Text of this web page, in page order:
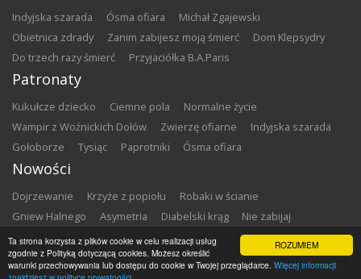
ROZUMIEM
Ta strona korzysta z plików cookie w celu realizacji usług
zgodnie z Polityką dotyczącą cookies. Możesz określić
warunki przechowywania lub dostępu do cookie w Twojej przeglądarce. Więcej informacji
Indyjska szarada Ósma ofiara
Michał Zgajewski
Obietnica zdrady
Zanim zabijesz moją śmierć
Dom Klepsydry
Do trzech razy śmierć
Przyjaciółka B.A.Paris
Patronaty
Kukułcze dziecko Ciemne pola
Normalne życie
Wampir z Woźnickich Dołów
Zwierzę ofiarne
Indyjska szarada
Gołoborze
Tysiąc Paprotniki Ósma ofiara
Nowości
Dojrzewanie Krzyże z popiołu
Robaki w ścianie
Gniew Halnego
Asymetria Diabelski krąg
Nie zabijaj
Dowody zbrodni
Zemsta Matki chrzestne
Copyright ©2026Zbrodnia w Bibliotece